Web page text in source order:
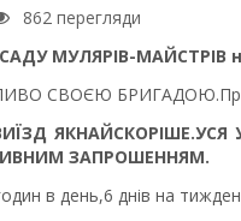
862 перегляди
МУЛЯРІВ-МАЙСТРІВ
СВОЄЮ
ЯКНАЙСКОРІШЕ.УСЯ
ЗАПРОШЕННЯМ.
в день,6 днів на